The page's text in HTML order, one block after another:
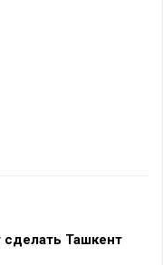
сделать Ташкент